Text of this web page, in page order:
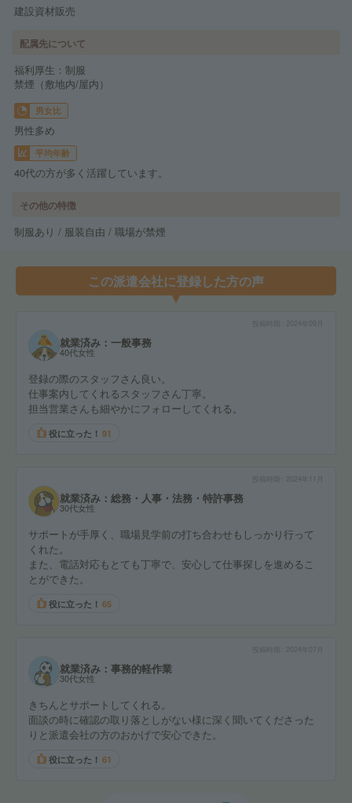
建設資材販売
配属先について
福利厚生：制服
禁煙（敷地内/屋内）
男女比
男性多め
平均年齢
40代の方が多く活躍しています。
その他の特徴
制服あり / 服装自由 / 職場が禁煙
この派遣会社に登録した方の声
2024年09月
就業済み：一般事務
40代女性
登録の際のスタッフさん良い。
仕事案内してくれるスタッフさん丁寧。
担当営業さんも細やかにフォローしてくれる。
役に立った！ 91
2024年11月
就業済み：総務・人事・法務・特許事務
30代女性
サポートが手厚く、職場見学前の打ち合わせもしっかり行って
くれた。
また、電話対応もとても丁寧で、安心して仕事探しを進めるこ
とができた。
役に立った！ 65
2024年07月
就業済み：事務的軽作業
30代女性
きちんとサポートしてくれる。
面談の時に確認の取り落としがない様に深く聞いてくださった
りと派遣会社の方のおかげで安心できた。
役に立った！ 61